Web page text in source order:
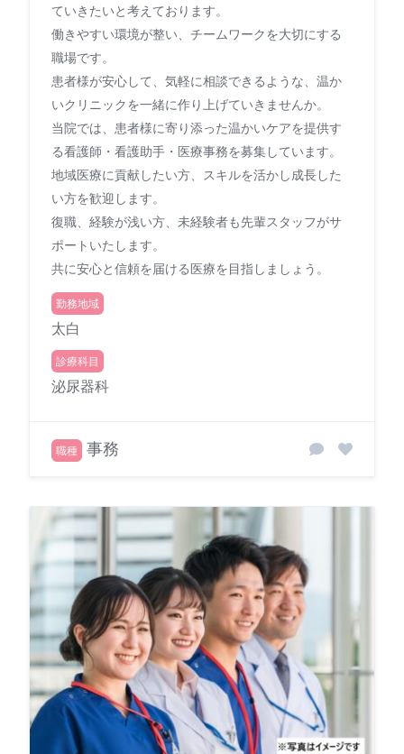
ていきたいと考えております。
働きやすい環境が整い、チームワークを大切にする
職場です。
患者様が安心して、気軽に相談できるような、温か
いクリニックを一緒に作り上げていきませんか。
当院では、患者様に寄り添った温かいケアを提供す
る看護師・看護助手・医療事務を募集しています。
地域医療に貢献したい方、スキルを活かし成長した
い方を歓迎します。
復職、経験が浅い方、未経験者も先輩スタッフがサ
ポートいたします。
共に安心と信頼を届ける医療を目指しましょう。
勤務地域
太白
診療科目
泌尿器科
職種 事務